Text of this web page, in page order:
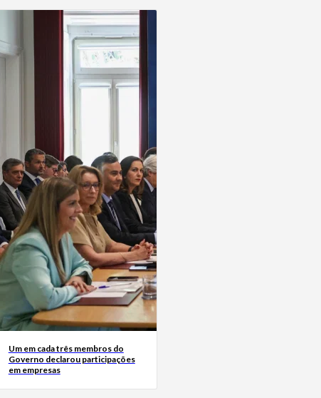
Um em cada três membros do
Governo declarou participações
em empresas